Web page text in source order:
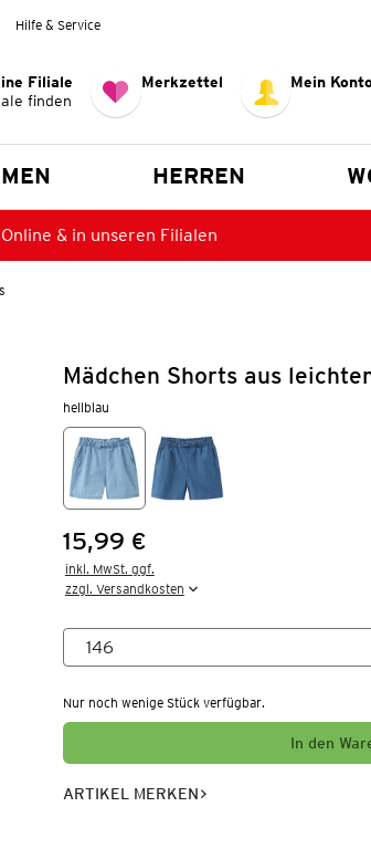
Hilfe & Service
Filiale
finden
Merkzettel Mein
HERREN
& in unseren Filialen
Mädchen Shorts aus
hellblau
Preis:
15,99 €
inkl. MwSt. ggf.
zzgl. Versandkosten
Nur noch wenige Stück verfügbar.
In den
ARTIKEL MERKEN